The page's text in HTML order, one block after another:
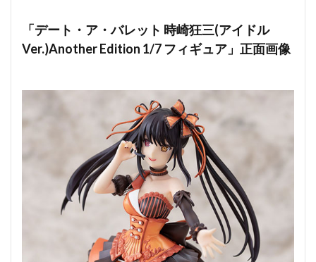
「デート・ア・バレット 時崎狂三(アイドル
Ver.)Another Edition 1/7 フィギュア」正面画像